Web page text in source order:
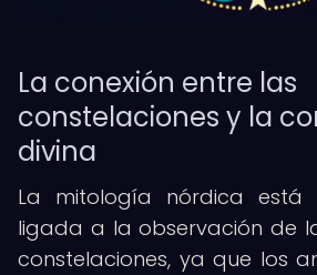
La conexión entre las
constelaciones y la
divina
La mitología nórdica está
ligada a la observación de
constelaciones, ya que los